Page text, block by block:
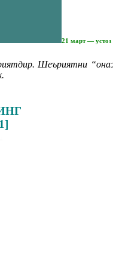
21 март — устоз
Шеъриятни